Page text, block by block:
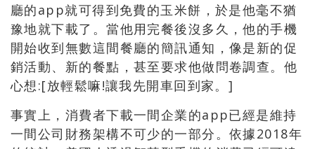
廳的app就可得到免費的玉米餅，於是他毫不猶
豫地就下載了。當他用完餐後沒多久，他的手機
開始收到無數這間餐廳的簡訊通知，像是新的促
銷活動、新的餐點，甚至要求他做問卷調查。他
心想:[放輕鬆嘛!讓我先開車回到家。]
事實上，消費者下載一間企業的app已經是維持
一間公司財務架構不可少的一部分。依據2018年